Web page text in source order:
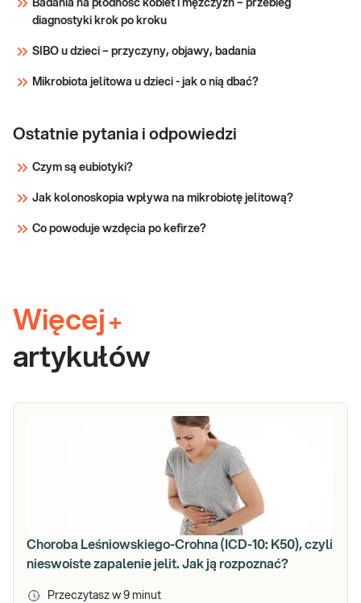
p
Badania na płodność kobiet i mężczyzn – przebieg
diagnostyki krok po kroku
SIBO u dzieci – przyczyny, objawy, badania
Mikrobiota jelitowa u dzieci - jak o nią dbać?
Ostatnie pytania i odpowiedzi
Czym są eubiotyki?
Jak kolonoskopia wpływa na mikrobiotę jelitową?
Co powoduje wzdęcia po kefirze?
Więcej +
artykułów
Choroba Leśniowskiego-Crohna (ICD-10: K50), czyli
nieswoiste zapalenie jelit. Jak ją rozpoznać?
Przeczytasz w 9 minut